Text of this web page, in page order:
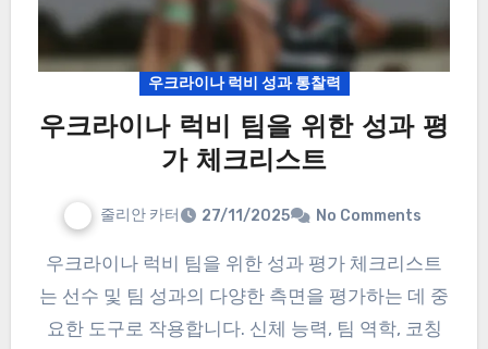
우크라이나 럭비 성과 통찰력
우크라이나 럭비 팀을 위한 성과 평
가 체크리스트
줄리안 카터 27/11/2025 No Comments
우크라이나 럭비 팀을 위한 성과 평가 체크리스트
는 선수 및 팀 성과의 다양한 측면을 평가하는 데 중
요한 도구로 작용합니다. 신체 능력, 팀 역학, 코칭